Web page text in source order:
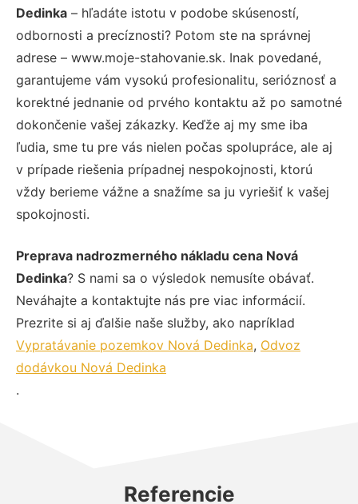
Dedinka – hľadáte istotu v podobe skúseností,
odbornosti a precíznosti? Potom ste na správnej
adrese – www.moje-stahovanie.sk. Inak povedané,
garantujeme vám vysokú profesionalitu, serióznosť a
korektné jednanie od prvého kontaktu až po samotné
dokončenie vašej zákazky. Keďže aj my sme iba
ľudia, sme tu pre vás nielen počas spolupráce, ale aj
v prípade riešenia prípadnej nespokojnosti, ktorú
vždy berieme vážne a snažíme sa ju vyriešiť k vašej
spokojnosti.
Preprava nadrozmerného nákladu cena Nová
Dedinka? S nami sa o výsledok nemusíte obávať.
Neváhajte a kontaktujte nás pre viac informácií.
Prezrite si aj ďalšie naše služby, ako napríklad
Vypratávanie pozemkov Nová Dedinka, Odvoz
dodávkou Nová Dedinka
.
Referencie